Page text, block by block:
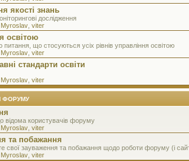
якості знань
дослідження
Myroslav viter
освітою
що стосуються усіх рівнів управління освітою
Myroslav viter
стандарти освіти
Myroslav viter
ФОРУМУ
відома користувачів форуму
Myroslav viter
та побажання
свої зауваження та побажання щодо роботи форуму (і
Myroslav viter